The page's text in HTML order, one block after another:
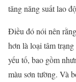
tăng năng suất lao
Điều đó nói nên
hơn là loại tâm
yếu tố, bao gồm
màu sơn tường. Và